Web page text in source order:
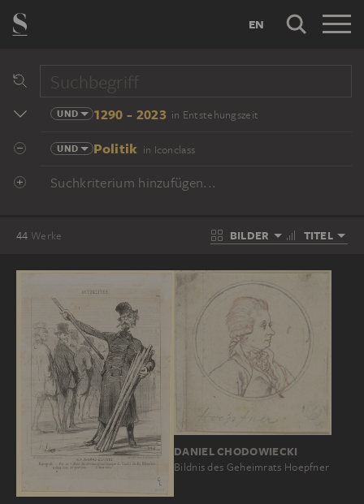
EN
UND 1290 - 2023 in Entstehungszeit
UND Politik in Iconclass
Suchkriterium hinzufügen...
44 Werke BILDER TITEL
DANIEL CHODOWIECKI
Bildnis des Geheimrats Hoepfner